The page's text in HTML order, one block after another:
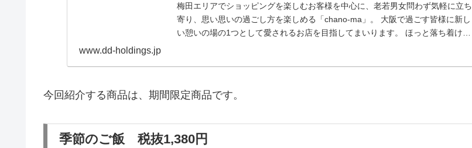
梅田エリアでショッピングを楽しむお客様を中心に、老若男女問わず気軽に立ち
寄り、思い思いの過ごし方を楽しめる「chano-ma」。 大阪で過ごす皆様に新し
い憩いの場の1つとして愛されるお店を目指してまいります。 ほっと落ち着け
www.dd-holdings.jp
今回紹介する商品は、期間限定商品です。
季節のご飯 税抜1,380円